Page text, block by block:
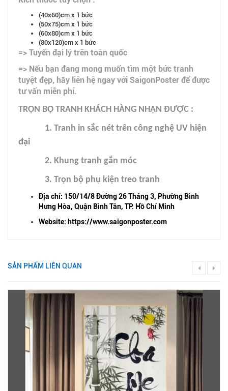
(40x60)cm x 1 bức
(50x75)cm x 1 bức
(60x80)cm x 1 bức
(80x120)cm x 1 bức
=> Tuyển đại lý trên toàn quốc
=> Nếu bạn đang mong muốn tìm một bức tranh
tuyệt đẹp, hãy liên hệ ngay với SaigonPoster để được
tư vấn miễn phí.
TRỌN BỘ TRANH KHÁCH HÀNG NHẬN ĐƯỢC :
1. Tranh in sắc nét trên công nghệ UV hiện
đại
2. Khung tranh gắn móc
3. Trọn bộ phụ kiện treo tranh
Địa chỉ: 150/14/8 Đường 26 Tháng 3, Phường Bình
Hưng Hòa, Quận Bình Tân, TP. Hồ Chí Minh
Website: https://www.saigonposter.com
SẢN PHẨM LIÊN QUAN